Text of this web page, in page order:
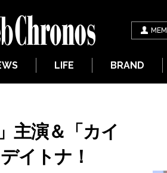
LIFE BRAND
主演＆「カイ
イトナ！